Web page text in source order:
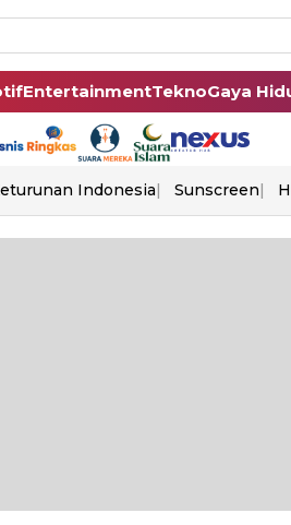
EntertainmentTeknoGaya
Indonesia Sunscreen